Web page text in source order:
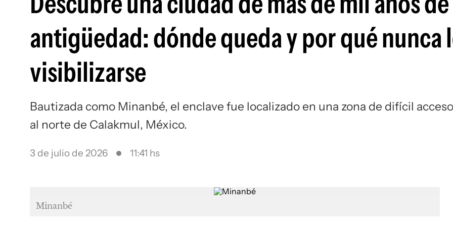
antigüedad: dónde queda y por qué nunca
visibilizarse
Bautizada como Minanbé, el enclave fue localizado en una zona de difícil acceso
al norte de Calakmul, México.
3 de julio de 2026 11:41 hs
Minanbé